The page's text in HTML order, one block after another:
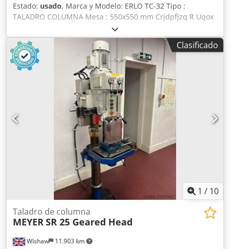
Estado: usado, Marca y Modelo: ERLO TC-32 Tipo :
TALADRO COLUMNA Mesa : 550x550 mm Crjdpfjzq R Uqox
Amyof Ø broca : 32 mm Distancia del husillo a la columna:
360 mm Altura máx de la mesa al bajo husillo: 780 mm
Profundidad de taladrado: 200 mm Mesa giratoria con
grados: Sí Embrague de avance de husillo: Sí Velocidades:
de 93 a 1420 Avances de taladrado: 0,10-0,18-0,24
Clasificado
1 / 10
Wishaw 11.903 km
Taladro de columna
MEYERSR 25 Geared Head